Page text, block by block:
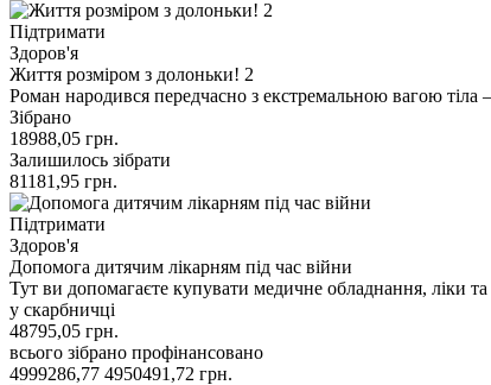
Підтримати
Здоров'я
Життя розміром з долоньки! 2
Роман народився передчасно з екстремальною вагою тіла
Зібрано
18988,05 грн.
Залишилось зібрати
81181,95 грн.
Підтримати
Здоров'я
Допомога дитячим лікарням під час війни
Тут ви допомагаєте купувати медичне обладнання, ліки
у скарбничці
48795,05 грн.
всього зібрано профінансовано
4999286,77 4950491,72 грн.